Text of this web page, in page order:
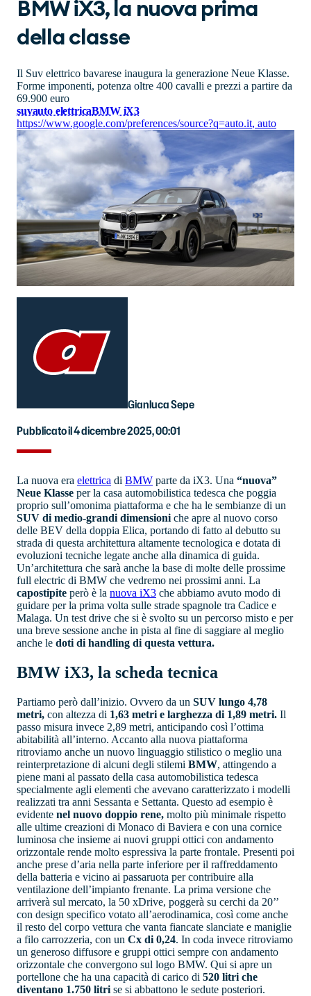
BMW iX3, la nuova prima
della classe
Il Suv elettrico bavarese inaugura la generazione Neue Klasse.
Forme imponenti, potenza oltre 400 cavalli e prezzi a partire da
69.900 euro
suvauto elettricaBMW iX3
https://www.google.com/preferences/source?q=auto.it, auto
Gianluca Sepe
Pubblicato il 4 dicembre 2025, 00:01
La nuova era elettrica di BMW parte da iX3. Una “nuova”
Neue Klasse per la casa automobilistica tedesca che poggia
proprio sull’omonima piattaforma e che ha le sembianze di un
SUV di medio-grandi dimensioni che apre al nuovo corso
delle BEV della doppia Elica, portando di fatto al debutto su
strada di questa architettura altamente tecnologica e dotata di
evoluzioni tecniche legate anche alla dinamica di guida.
Un’architettura che sarà anche la base di molte delle prossime
full electric di BMW che vedremo nei prossimi anni. La
capostipite però è la nuova iX3 che abbiamo avuto modo di
guidare per la prima volta sulle strade spagnole tra Cadice e
Malaga. Un test drive che si è svolto su un percorso misto e per
una breve sessione anche in pista al fine di saggiare al meglio
anche le doti di handling di questa vettura.
BMW iX3, la scheda tecnica
Partiamo però dall’inizio. Ovvero da un SUV lungo 4,78
metri, con altezza di 1,63 metri e larghezza di 1,89 metri. Il
passo misura invece 2,89 metri, anticipando così l’ottima
abitabilità all’interno. Accanto alla nuova piattaforma
ritroviamo anche un nuovo linguaggio stilistico o meglio una
reinterpretazione di alcuni degli stilemi BMW, attingendo a
piene mani al passato della casa automobilistica tedesca
specialmente agli elementi che avevano caratterizzato i modelli
realizzati tra anni Sessanta e Settanta. Questo ad esempio è
evidente nel nuovo doppio rene, molto più minimale rispetto
alle ultime creazioni di Monaco di Baviera e con una cornice
luminosa che insieme ai nuovi gruppi ottici con andamento
orizzontale rende molto espressiva la parte frontale. Presenti poi
anche prese d’aria nella parte inferiore per il raffreddamento
della batteria e vicino ai passaruota per contribuire alla
ventilazione dell’impianto frenante. La prima versione che
arriverà sul mercato, la 50 xDrive, poggerà su cerchi da 20’’
con design specifico votato all’aerodinamica, così come anche
il resto del corpo vettura che vanta fiancate slanciate e maniglie
a filo carrozzeria, con un Cx di 0,24. In coda invece ritroviamo
un generoso diffusore e gruppi ottici sempre con andamento
orizzontale che convergono sul logo BMW. Qui si apre un
portellone che ha una capacità di carico di 520 litri che
diventano 1.750 litri se si abbattono le sedute posteriori.